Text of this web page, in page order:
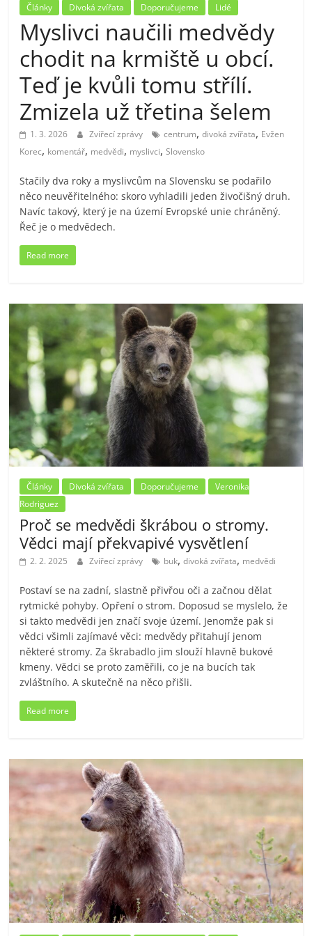
Články Divoká zvířata Doporučujeme Lidé
Myslivci naučili medvědy
chodit na krmiště u obcí.
Teď je kvůli tomu střílí.
Zmizela už třetina šelem
1. 3. 2026 Zvířecí zprávy centrum,divoká zvířata, Evžen
Korec, komentář, medvědi, myslivci,Slovensko
Stačily dva roky a myslivcům na Slovensku se podařilo
něco neuvěřitelného: skoro vyhladili jeden živočišný druh.
Navíc takový, který je na území Evropské unie chráněný.
Řeč je o medvědech.
Read more
Články Divoká zvířata Doporučujeme
Veronika
Rodriguez
Proč se medvědi škrábou o stromy.
Vědci mají překvapivé vysvětlení
2. 2. 2025 Zvířecí zprávy buk,divoká zvířata, medvědi
Postaví se na zadní, slastně přivřou oči a začnou dělat
rytmické pohyby. Opření o strom. Doposud se myslelo, že
si takto medvědi jen značí svoje území. Jenomže pak si
vědci všimli zajímavé věci: medvědy přitahují jenom
některé stromy. Za škrabadlo jim slouží hlavně bukové
kmeny. Vědci se proto zaměřili, co je na bucích tak
zvláštního. A skutečně na něco přišli.
Read more